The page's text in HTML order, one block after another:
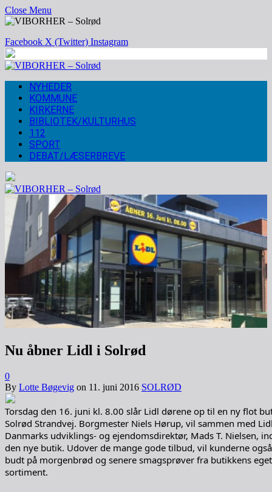
Close Menu
Facebook X (Twitter) Instagram
NYHEDER
KOMMUNE
KIRKERNE
BIBLIOTEK/KULTURHUS
112
SPORT
DEBAT/LÆSERBREVE
Nu åbner Lidl i Solrød
0
By Lotte Bøgevig on 11. juni 2016 SOLRØD
Torsdag den 16. juni kl. 8.00 slår Lidl dørene op til en ny flot
Solrød Strandvej. Borgmester Niels Hørup, vil sammen med
Danmarks udviklings- og ejendomsdirektør, Mads T. Nielsen,
den nye butik. Udover de mange gode tilbud, vil kunderne
budt på morgenbrød og senere smagsprøver fra butikkens eget
sortiment.